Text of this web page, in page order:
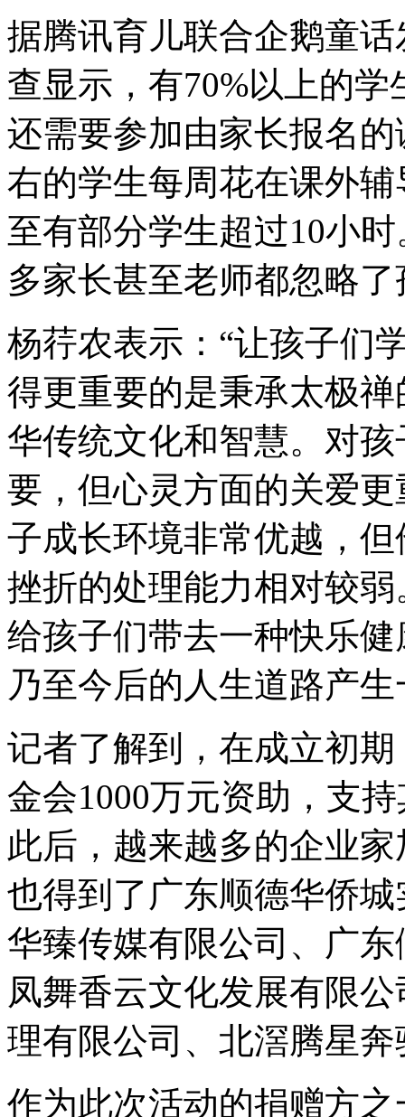
据腾讯育儿联合企鹅童
查显示，有70%以上的
还需要参加由家长报名
右的学生每周花在课外
至有部分学生超过10小
多家长甚至老师都忽略
杨荇农表示：“让孩子们
得更重要的是秉承太极
华传统文化和智慧。对
要，但心灵方面的关爱
子成长环境非常优越，
挫折的处理能力相对较
给孩子们带去一种快乐
乃至今后的人生道路产
记者了解到，在成立初
金会1000万元资助，支
此后，越来越多的企业
也得到了广东顺德华侨
华臻传媒有限公司、广
凤舞香云文化发展有限
理有限公司、北滘腾星
作为此次活动的捐赠方